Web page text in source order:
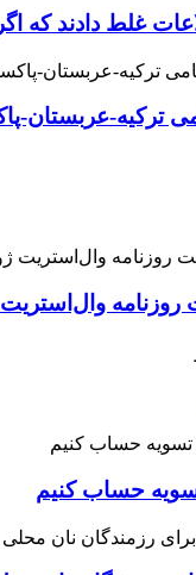
غلط دادند که
ترکیه-عربستان-
روزنامه
حساب کنیم